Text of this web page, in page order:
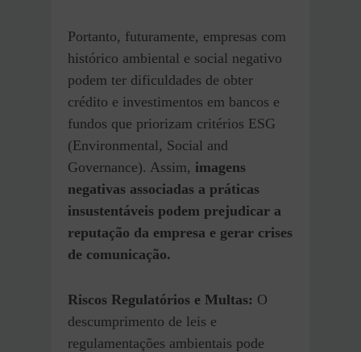
Portanto, futuramente, empresas com
histórico ambiental e social negativo
podem ter dificuldades de obter
crédito e investimentos em bancos e
fundos que priorizam critérios ESG
(Environmental, Social and
Governance). Assim, imagens
negativas associadas a práticas
insustentáveis podem prejudicar a
reputação da empresa e gerar crises
de comunicação.
Riscos Regulatórios e Multas: O
descumprimento de leis e
regulamentações ambientais pode